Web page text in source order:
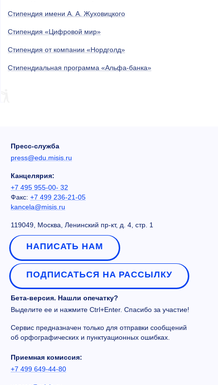
Стипендия имени А. А. Жуховицкого
Стипендия «Цифровой мир»
Стипендия от компании «Нордголд»
Стипендиальная программа «Альфа-банка»
Пресс-служба
press@edu.misis.ru
Канцелярия:
+7 495 955-00- 32
Факс: +7 499 236-21-05
kancela@misis.ru
119049, Москва, Ленинский пр-кт, д. 4, стр. 1
НАПИСАТЬ НАМ
ПОДПИСАТЬСЯ НА РАССЫЛКУ
Бета-версия. Нашли опечатку?
Выделите ее и нажмите Ctrl+Enter. Спасибо за участие!
Сервис предназначен только для отправки сообщений
об орфографических и пунктуационных ошибках.
Приемная комиссия:
+7 499 649-44-80